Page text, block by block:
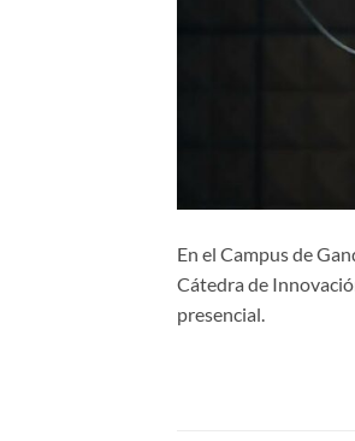
En el Campus de
Cátedra de
presencial.